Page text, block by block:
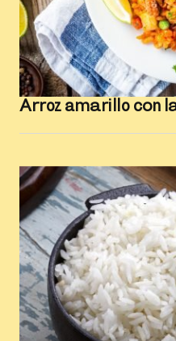
Arroz amarillo con